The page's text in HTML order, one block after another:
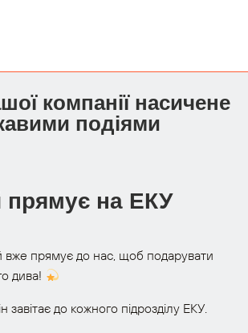
компанії насичене
подіями
прямує на ЕКУ
прямує до нас, щоб подарувати
дива!
завітає до кожного підрозділу ЕКУ.